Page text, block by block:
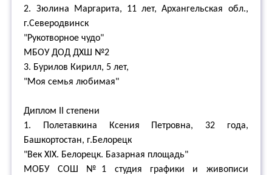
2. Зюлина Маргарита, 11 лет, Архангельская обл.,
г.Северодвинск
"Рукотворное чудо"
МБОУ ДОД ДХШ №2
3. Бурилов Кирилл, 5 лет,
"Моя семья любимая"
Диплом II степени
1. Полетавкина Ксения Петровна, 32 года,
Башкортостан, г.Белорецк
"Век XIX. Белорецк. Базарная площадь"
МОБУ СОШ №1 студия графики и живописи